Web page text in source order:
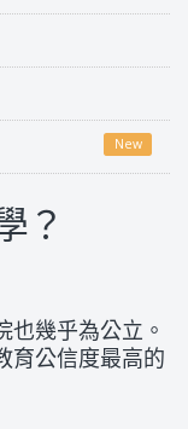
New
？
也幾乎為公立。
育公信度最高的